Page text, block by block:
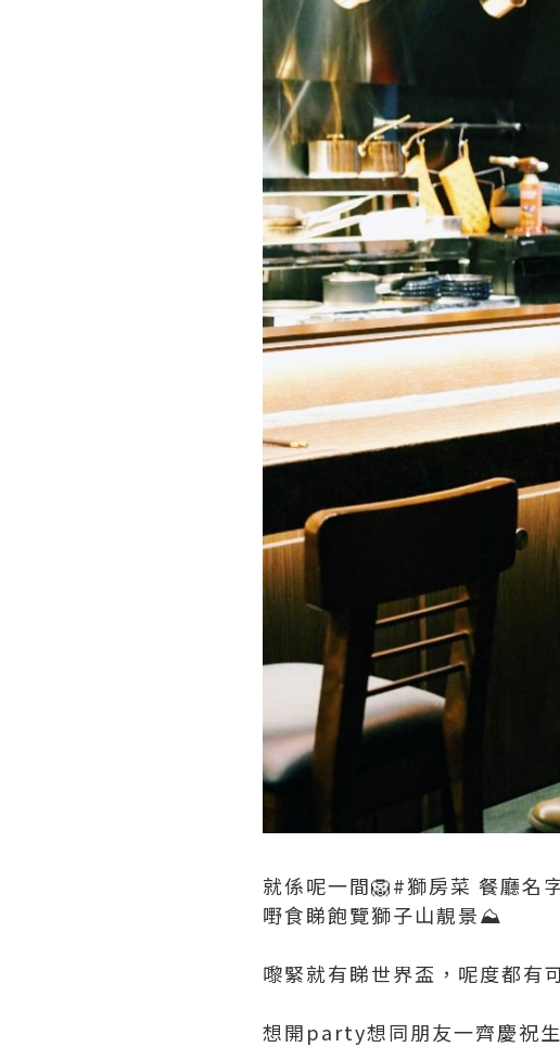
就係呢一間🦁#獅房菜 餐廳名
嘢食睇飽覽獅子山靚景⛰️
嚟緊就有睇世界盃，呢度都有
想開party想同朋友一齊慶祝